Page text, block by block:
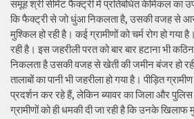
समूह श्री सीमेंट फैक्ट्री में प्रतिबंधित केमिकल का
कि फैक्ट्री से जो धुंआ निकलता है, उसकी वजह से
मुश्किल हो रही है। कई ग्रामीणों को चर्म रोग हो गया
रही है। इस जहरीली परत को बार बार हटाना भी
निकलता है उसकी वजह से खेती की जमीन बंजर हो
तालाबों का पानी भी जहरीला हो गया है। पीड़ित
प्रदर्शन कर रहे हैं, लेकिन ब्यावर का जिला और
ग्रामीणों को ही धमकी दी जा रही है कि उनके